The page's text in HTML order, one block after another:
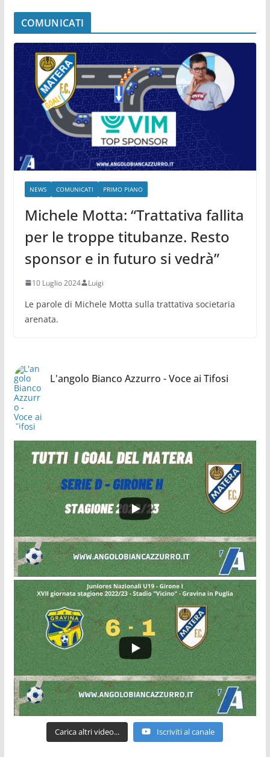
COMUNICATI
NEWS COMUNICATI PRIMO PIANO
Michele Motta: “Trattativa fallita
per le troppe titubanze. Resto
sponsor e in futuro si vedrà”
10 Luglio 2024 Luigi
Le parole di Michele Motta sulla trattativa societaria
arenata.
L'angolo Bianco Azzurro - Voce ai Tifosi
Carica altri video... Iscriviti al canale